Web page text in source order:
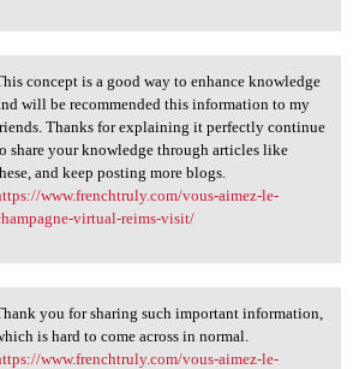
concept is a good way to
concept is a good way to enhance knowledge
will be recommended this information to my
Thanks for explaining it perfectly continue
share your knowledge through articles like
and keep posting more blogs.
www.frenchtruly.com/vous-aimez-le-
virtual-reims-visit/
you for sharing such
you for sharing such important information,
is hard to come across in normal.
www.frenchtruly.com/vous-aimez-le-